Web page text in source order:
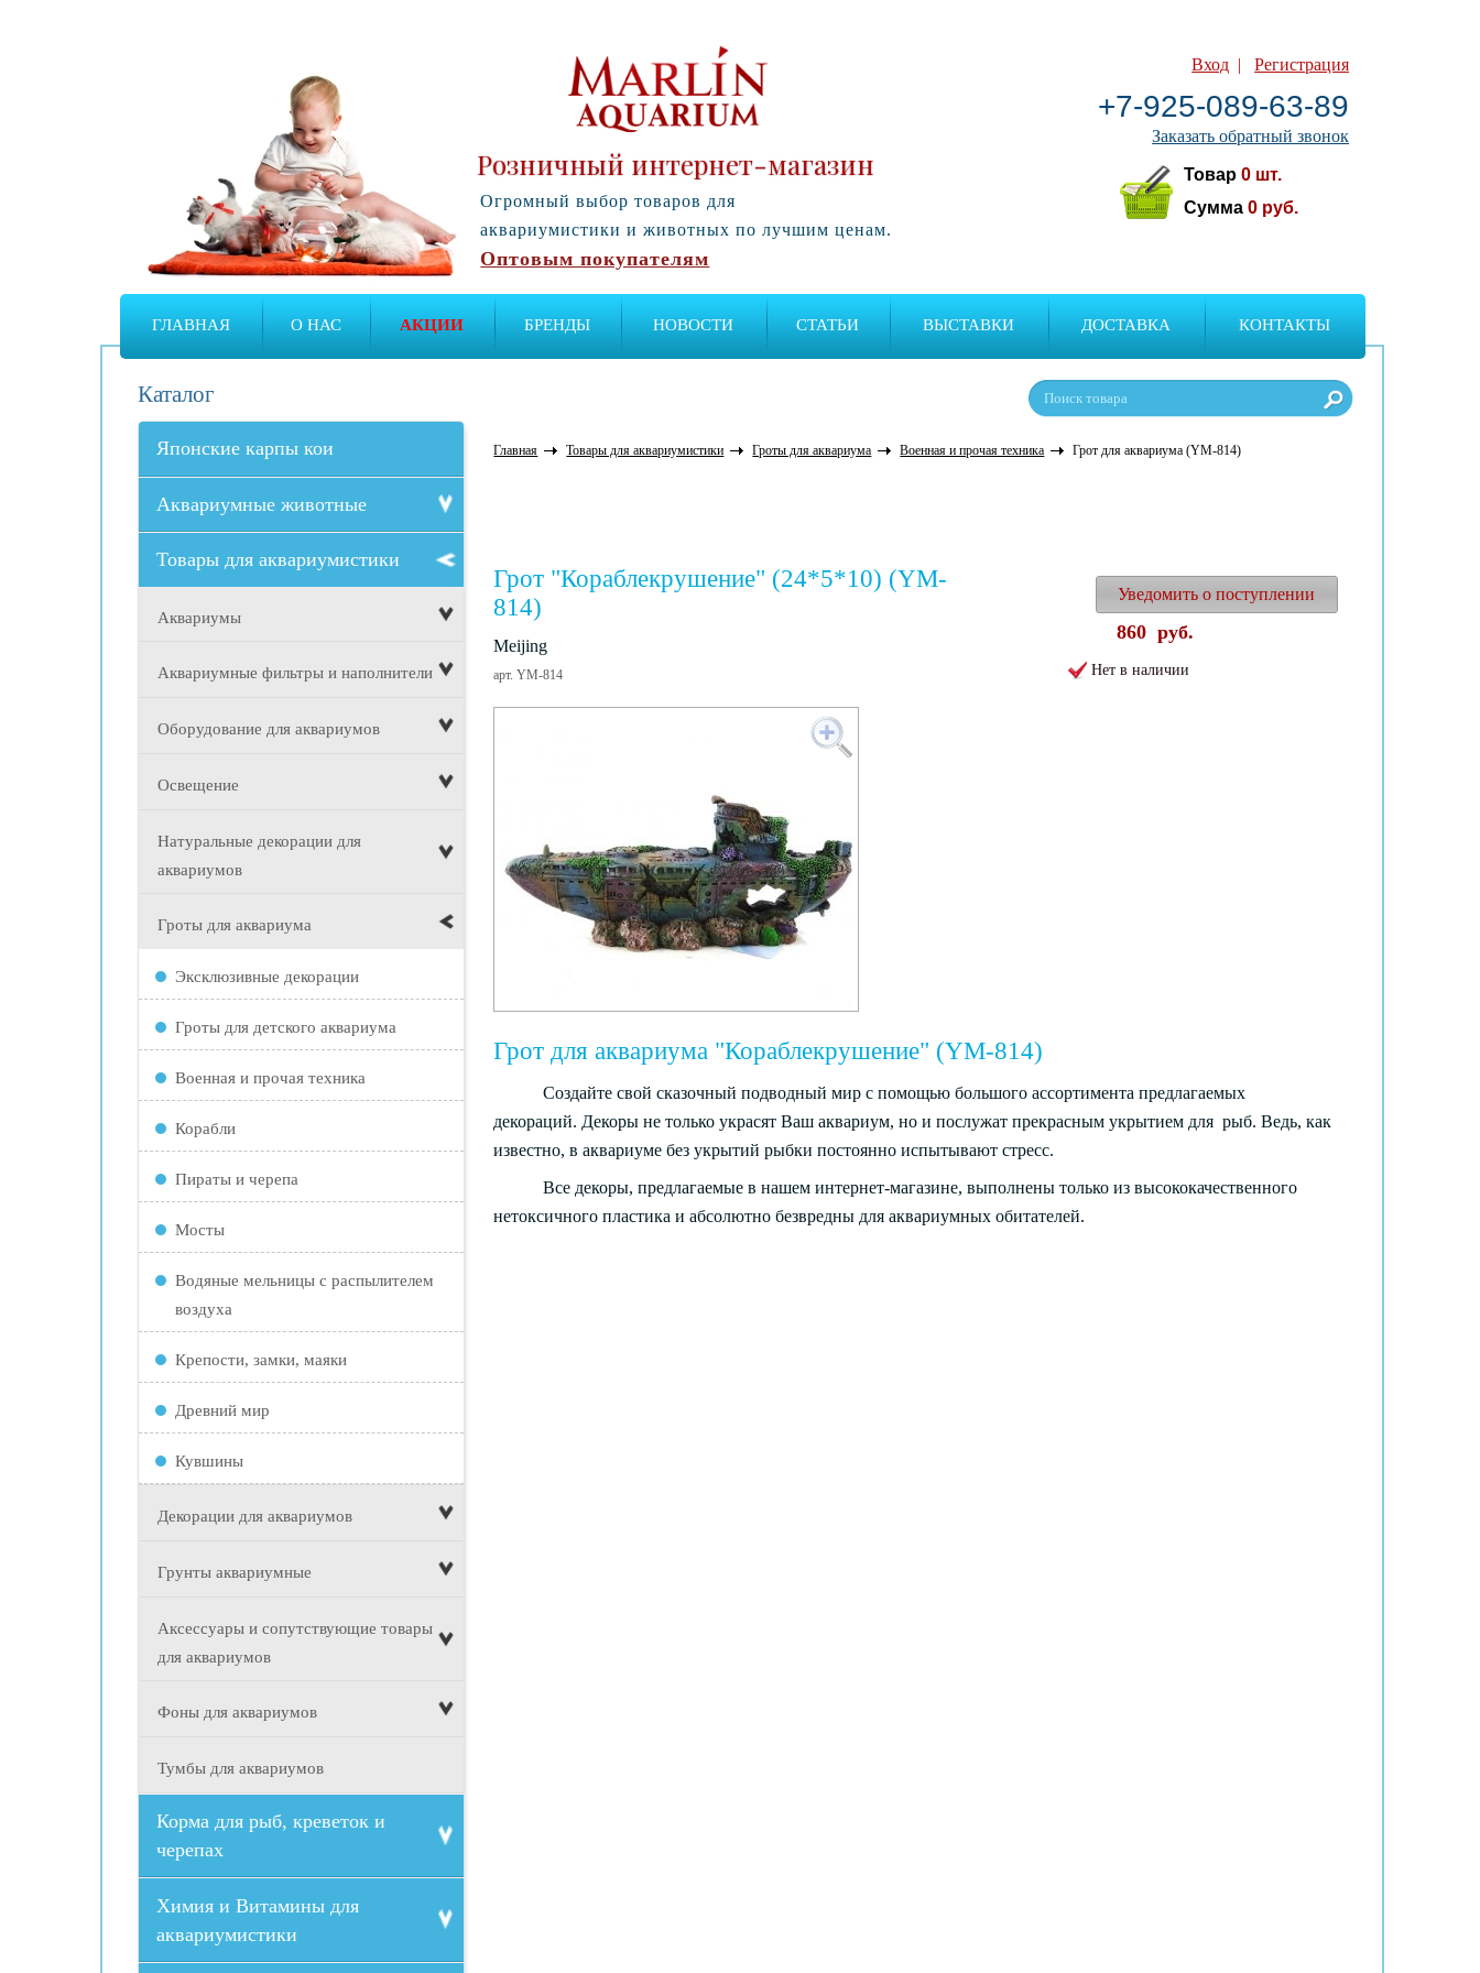
Вход |Регистрация
+7-925-089-63-89
Заказать обратный звонок
Товар0 шт.
Сумма0 руб.
Розничный интернет-магазин
Огромный выбор товаров для
аквариумистики и животных по лучшим ценам.
Оптовым покупателям
ГЛАВНАЯ О НАС АКЦИИ БРЕНДЫ НОВОСТИ СТАТЬИ ВЫСТАВКИ ДОСТАВКА КОНТАКТЫ
Каталог
Японские карпы кои
Аквариумные животные
Товары для аквариумистики
Аквариумы
Аквариумные фильтры и наполнители
Оборудование для аквариумов
Освещение
Натуральные декорации для
аквариумов
Гроты для аквариума
Эксклюзивные декорации
Гроты для детского аквариума
Военная и прочая техника
Корабли
Пираты и черепа
Мосты
Водяные мельницы с распылителем
воздуха
Крепости, замки, маяки
Древний мир
Кувшины
Декорации для аквариумов
Грунты аквариумные
Аксессуары и сопутствующие товары
для аквариумов
Фоны для аквариумов
Тумбы для аквариумов
Корма для рыб, креветок и
черепах
Химия и Витамины для
аквариумистики
Главная Товары для аквариумистики Гроты для аквариума Военная и прочая техника Грот для аквариума (YM-814)
Грот "Кораблекрушение" (24*5*10) (YM-
814)
Meijing
арт. YM-814
Уведомить о поступлении
860 руб.
Нет в наличии
Грот для аквариума "Кораблекрушение" (YM-814)
Создайте свой сказочный подводный мир с помощью большого ассортимента предлагаемых
декораций. Декоры не только украсят Ваш аквариум, но и послужат прекрасным укрытием для рыб. Ведь, как
известно, в аквариуме без укрытий рыбки постоянно испытывают стресс.
Все декоры, предлагаемые в нашем интернет-магазине, выполнены только из высококачественного
нетоксичного пластика и абсолютно безвредны для аквариумных обитателей.